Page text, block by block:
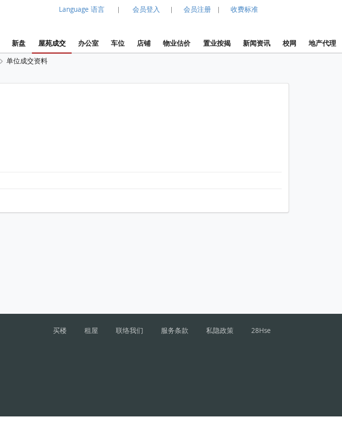
Language 语言 | 会员登入 | 会员注册 | 收费标准
新盘 屋苑成交 办公室 车位 店铺 物业估价 置业按揭 新闻资讯 校网 地产代理
单位成交资料
买楼 租屋 联络我们 服务条款 私隐政策 28Hse